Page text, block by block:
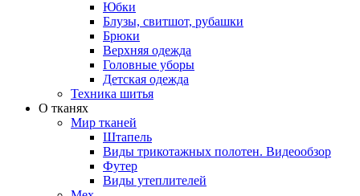
Юбки
Блузы, свитшот, рубашки
Брюки
Верхняя одежда
Головные уборы
Детская одежда
Техника шитья
О тканях
Мир тканей
Штапель
Виды трикотажных полотен. Видеообзор
Футер
Виды утеплителей